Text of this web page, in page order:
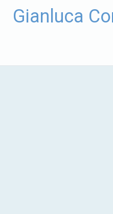
Gianluca